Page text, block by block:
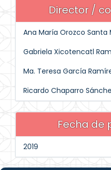
Director /
Ana María Orozco Santa
Gabriela Xicotencatl
Ma. Teresa García
Ricardo Chaparro
Fecha de
2019